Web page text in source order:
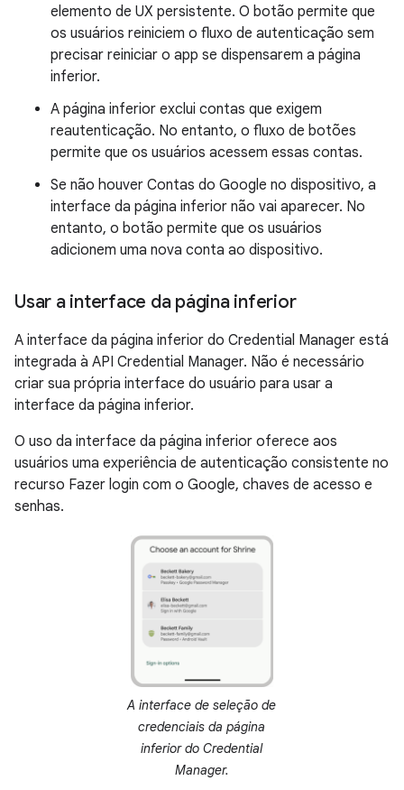
elemento de UX persistente. O botão permite que
os usuários reiniciem o fluxo de autenticação sem
precisar reiniciar o app se dispensarem a página
inferior.
A página inferior exclui contas que exigem
reautenticação. No entanto, o fluxo de botões
permite que os usuários acessem essas contas.
Se não houver Contas do Google no dispositivo, a
interface da página inferior não vai aparecer. No
entanto, o botão permite que os usuários
adicionem uma nova conta ao dispositivo.
Usar a interface da página inferior
A interface da página inferior do Credential Manager está
integrada à API Credential Manager. Não é necessário
criar sua própria interface do usuário para usar a
interface da página inferior.
O uso da interface da página inferior oferece aos
usuários uma experiência de autenticação consistente no
recurso Fazer login com o Google, chaves de acesso e
senhas.
A interface de seleção de
credenciais da página
inferior do Credential
Manager.